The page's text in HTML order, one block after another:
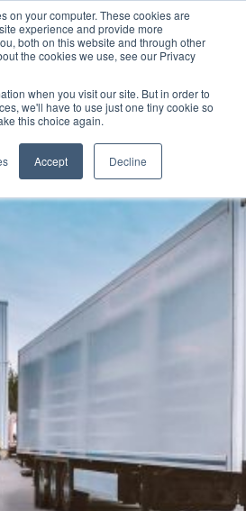
on your computer. These cookies are
experience and provide more
both on this website and through other
the cookies we use, see our Privacy
when you visit our site. But in order to
we'll have to use just one tiny cookie so
this choice again.
Accept Decline